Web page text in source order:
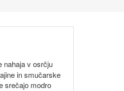
nahaja v osrčju
in smučarske
srečajo modro